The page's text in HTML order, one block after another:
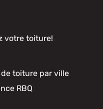
votre toiture!
toiture par ville
RBQ